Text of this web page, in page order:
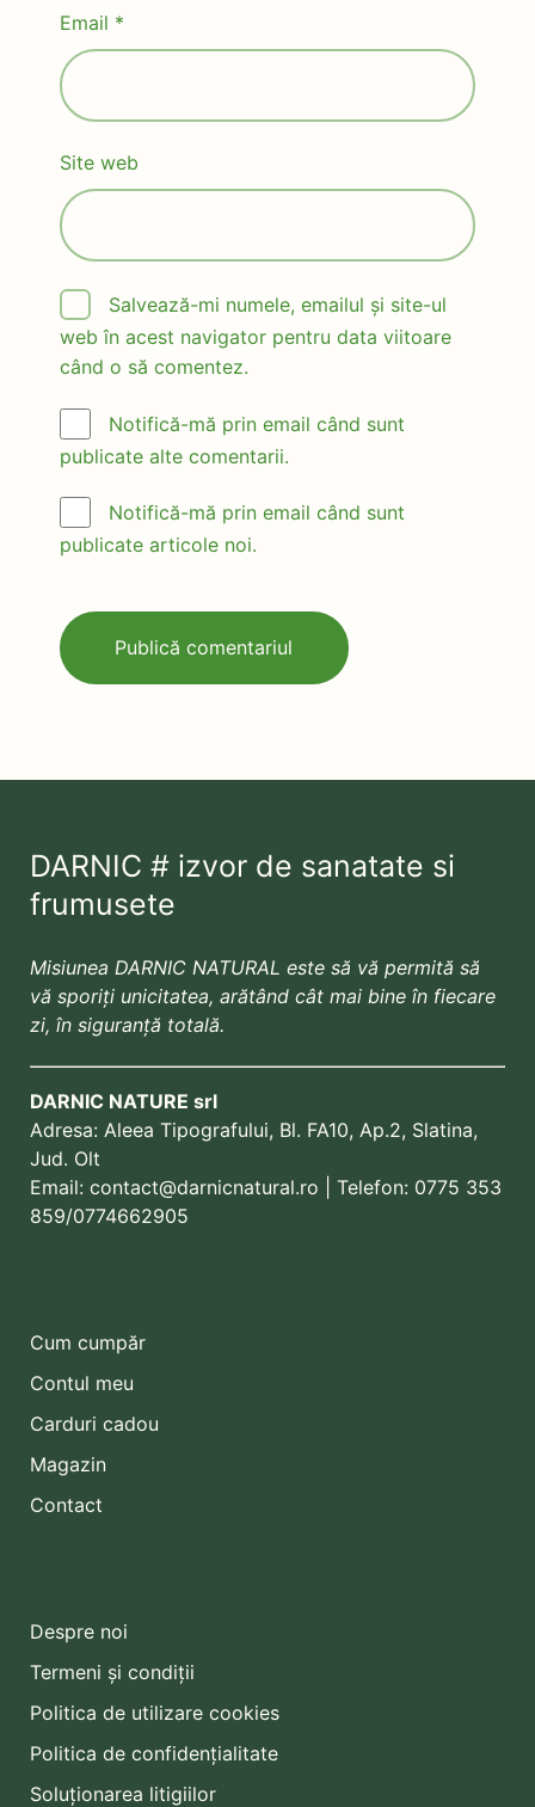
Email *
Site web
Salvează-mi numele, emailul și site-ul
web în acest navigator pentru data viitoare
când o să comentez.
Notifică-mă prin email când sunt
publicate alte comentarii.
Notifică-mă prin email când sunt
publicate articole noi.
DARNIC # izvor de sanatate si
frumusete
Misiunea DARNIC NATURAL este să vă permită să
vă sporiți unicitatea, arătând cât mai bine în fiecare
zi, în siguranță totală.
DARNIC NATURE srl
Adresa: Aleea Tipografului, Bl. FA10, Ap.2, Slatina,
Jud. Olt
Email: contact@darnicnatural.ro | Telefon: 0775 353
859/0774662905
Cum cumpăr
Contul meu
Carduri cadou
Magazin
Contact
Despre noi
Termeni și condiții
Politica de utilizare cookies
Politica de confidențialitate
Soluționarea litigiilor